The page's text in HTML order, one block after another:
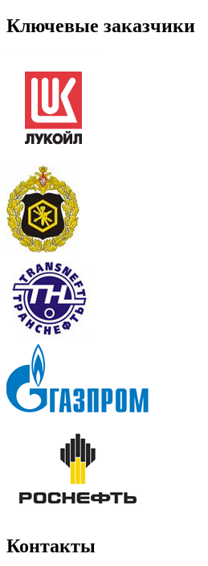
Ключевые заказчики
Контакты